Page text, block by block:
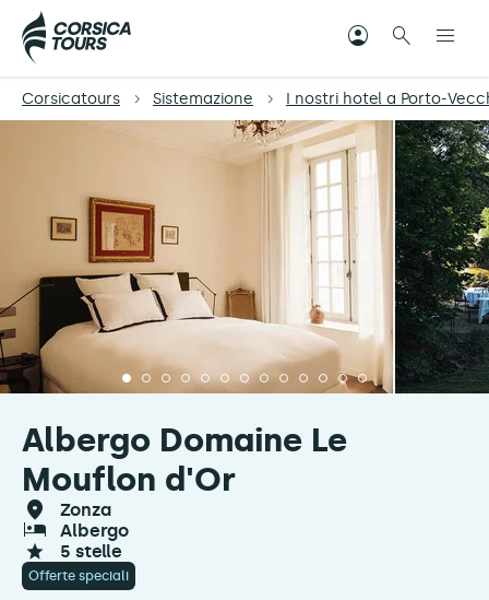
Corsicatours Sistemazione I nostri hotel a Porto-
Albergo Domaine Le
Mouflon d'Or
zonza
albergo
5 stelle
Offerte speciali